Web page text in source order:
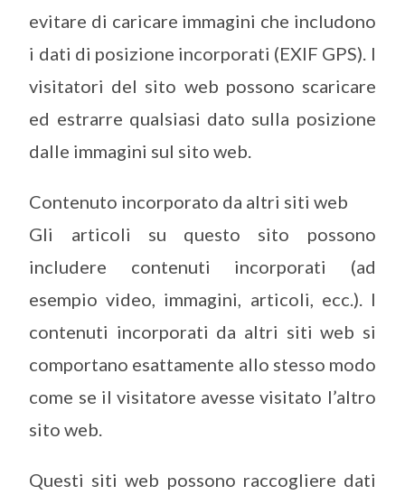
evitare di caricare immagini che includono
i dati di posizione incorporati (EXIF GPS). I
visitatori del sito web possono scaricare
ed estrarre qualsiasi dato sulla posizione
dalle immagini sul sito web.
Contenuto incorporato da altri siti web
Gli articoli su questo sito possono
includere contenuti incorporati (ad
esempio video, immagini, articoli, ecc.). I
contenuti incorporati da altri siti web si
comportano esattamente allo stesso modo
come se il visitatore avesse visitato l’altro
sito web.
Questi siti web possono raccogliere dati